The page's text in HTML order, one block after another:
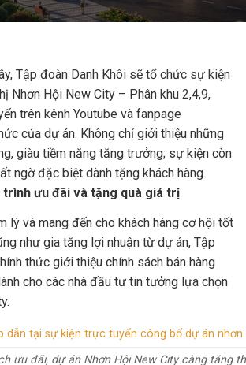
Tập đoàn Danh Khôi sẽ tổ chức sự kiện
Nhơn Hội New City – Phân khu 2,4,9,
trên kênh Youtube và fanpage
của dự án. Không chỉ giới thiệu những
giàu tiềm năng tăng trưởng; sự kiện còn
ngờ đặc biệt dành tặng khách hàng.
trình ưu đãi và tặng quà giá trị
lý và mang đến cho khách hàng cơ hội tốt
như gia tăng lợi nhuận từ dự án, Tập
thức giới thiệu chính sách bán hàng
cho các nhà đầu tư tin tưởng lựa chọn
ưu đãi, dự án Nhơn Hội New City càng